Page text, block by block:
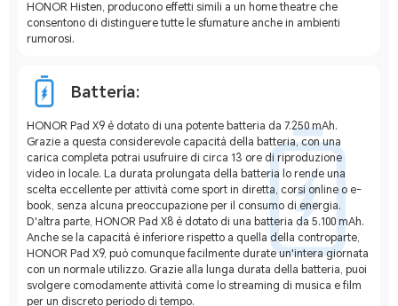
HONOR Histen, producono effetti simili a un home theatre che
consentono di distinguere tutte le sfumature anche in ambienti
rumorosi.
Batteria:
HONOR Pad X9 è dotato di una potente batteria da 7.250 mAh.
Grazie a questa considerevole capacità della batteria, con una
carica completa potrai usufruire di circa 13 ore di riproduzione
video in locale. La durata prolungata della batteria lo rende una
scelta eccellente per attività come sport in diretta, corsi online o e-
book, senza alcuna preoccupazione per il consumo di energia.
D'altra parte, HONOR Pad X8 è dotato di una batteria da 5.100 mAh.
Anche se la capacità è inferiore rispetto a quella della controparte,
HONOR Pad X9, può comunque facilmente durate un'intera giornata
con un normale utilizzo. Grazie alla lunga durata della batteria, puoi
svolgere comodamente attività come lo streaming di musica e film
per un discreto periodo di tempo.